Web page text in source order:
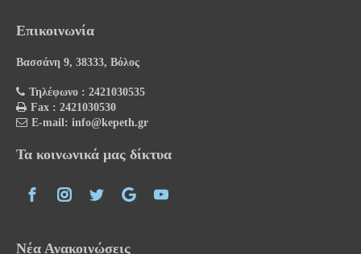
Επικοινωνία
Βασσάνη 9, 38333, Βόλος
Τηλέφωνο : 2421030535
Fax : 2421030530
E-mail: info@kepeth.gr
Τα κοινωνικά μας δίκτυα
Νέα Ανακοινώσεις